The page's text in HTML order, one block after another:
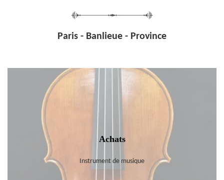
Paris - Banlieue - Province
Achats
Instrument de musique